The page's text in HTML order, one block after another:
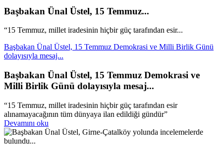
Başbakan Ünal Üstel, 15 Temmuz...
“15 Temmuz, millet iradesinin hiçbir güç tarafından esir...
Başbakan Ünal Üstel, 15 Temmuz Demokrasi ve Milli Birlik Günü
dolayısıyla mesaj...
Başbakan Ünal Üstel, 15 Temmuz Demokrasi ve
Milli Birlik Günü dolayısıyla mesaj...
“15 Temmuz, millet iradesinin hiçbir güç tarafından esir
alınamayacağının tüm dünyaya ilan edildiği gündür”
Devamını oku